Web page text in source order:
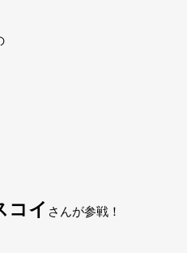
コイ さんが参戦！